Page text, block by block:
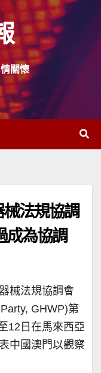
關懷
法規協調
成為協調
械法規協調會
GHWP)第
12日在馬來西亞
中國澳門以觀察